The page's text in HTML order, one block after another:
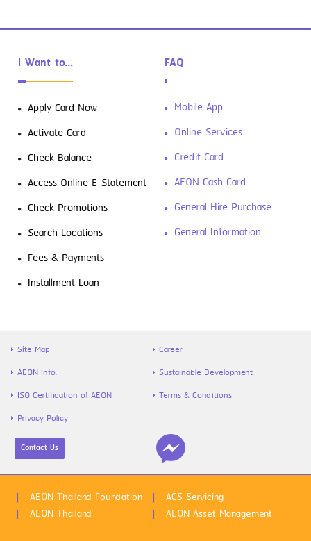
I Want to...
Apply Card Now
Activate Card
Check Balance
Access Online E-Statement
Check Promotions
Search Locations
Fees & Payments
Installment Loan
FAQ
Mobile App
Online Services
Credit Card
AEON Cash Card
General Hire Purchase
General Information
Site Map
Career
AEON Info.
Sustainable Development
ISO Certification of AEON
Terms & Conditions
Privacy Policy
Contact Us
AEON Thailand Foundation
ACS Servicing
AEON Thailand
AEON Asset Management